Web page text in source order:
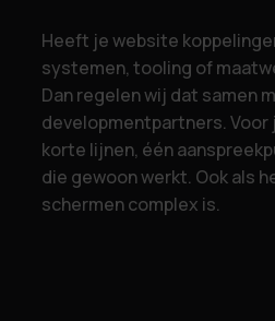
Heeft je website
systemen, tooling of
Dan regelen wij dat samen
developmentpartners.
korte lijnen, één
die gewoon werkt. Ook als
schermen complex is.